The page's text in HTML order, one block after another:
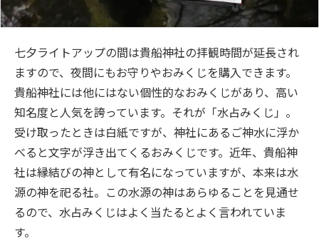
七夕ライトアップの間は貴船神社の拝観時間が延長され
ますので、夜間にもお守りやおみくじを購入できます。
貴船神社には他にはない個性的なおみくじがあり、高い
知名度と人気を誇っています。それが「水占みくじ」。
受け取ったときは白紙ですが、神社にあるご神水に浮か
べると文字が浮き出てくるおみくじです。近年、貴船神
社は縁結びの神として有名になっていますが、本来は水
源の神を祀る社。この水源の神はあらゆることを見通せ
るので、水占みくじはよく当たるとよく言われていま
す。